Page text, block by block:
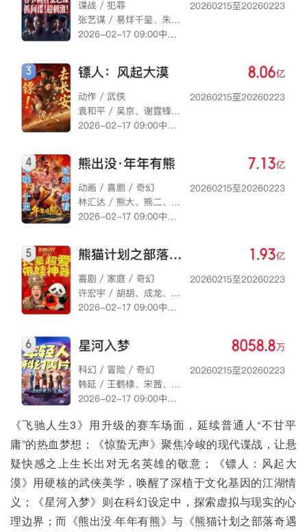
《飞驰人生3》用升级的赛车场面，延续普通人“不甘平
庸”的热血梦想；《惊蛰无声》聚焦冷峻的现代谍战，让悬
疑快感之上生长出对无名英雄的敬意；《镖人：风起大
漠》用硬核的武侠美学，唤醒了深植于文化基因的江湖情
义；《星河入梦》则在科幻设定中，探索虚拟与现实的心
理边界；而《熊出没·年年有熊》与《熊猫计划之部落奇遇